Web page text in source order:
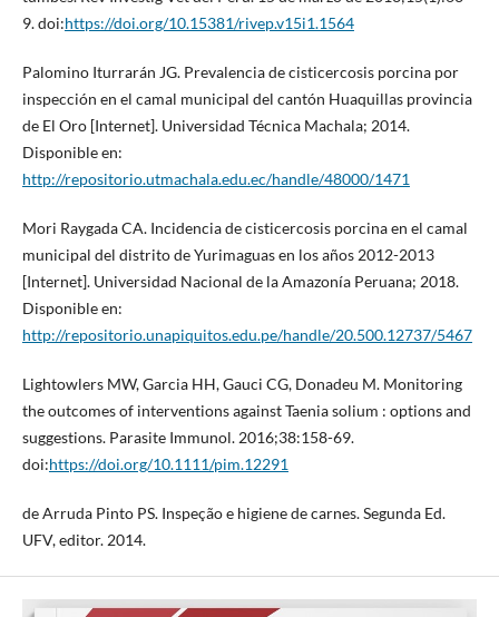
9. doi:https://doi.org/10.15381/rivep.v15i1.1564
Palomino Iturrarán JG. Prevalencia de cisticercosis porcina por
inspección en el camal municipal del cantón Huaquillas provincia
de El Oro [Internet]. Universidad Técnica Machala; 2014.
Disponible en:
http://repositorio.utmachala.edu.ec/handle/48000/1471
Mori Raygada CA. Incidencia de cisticercosis porcina en el camal
municipal del distrito de Yurimaguas en los años 2012-2013
[Internet]. Universidad Nacional de la Amazonía Peruana; 2018.
Disponible en:
http://repositorio.unapiquitos.edu.pe/handle/20.500.12737/5467
Lightowlers MW, Garcia HH, Gauci CG, Donadeu M. Monitoring
the outcomes of interventions against Taenia solium : options and
suggestions. Parasite Immunol. 2016;38:158-69.
doi:https://doi.org/10.1111/pim.12291
de Arruda Pinto PS. Inspeção e higiene de carnes. Segunda Ed.
UFV, editor. 2014.